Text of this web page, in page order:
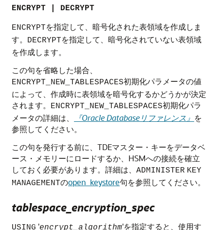
ENCRYPT | DECRYPT
ENCRYPTを指定して、暗号化された表領域を作成しま
す。
DECRYPTを指定して、暗号化されていない表領域
を作成します。
この句を省略した場合、
ENCRYPT_NEW_TABLESPACES初期化パラメータの値
によって、作成時に表領域を暗号化するかどうかが決定
されます。
ENCRYPT_NEW_TABLESPACES初期化パラ
メータの詳細は、
『Oracle Databaseリファレンス』 を
参照してください。
この句を発行する前に、TDEマスター・キーをデータベ
ース・メモリーにロードするか、HSMへの接続を確立
しておく必要があります。詳細は、 ADMINISTER KEY
MANAGEMENTのopen_keystore句を参照してください。
tablespace_encryption_spec
USING 'encrypt_algorithm'を指定すると、使用す